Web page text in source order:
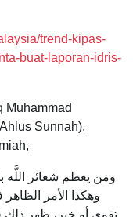
trend-kipas-
buat-laporan-idris-
Muhammad
Sunnah),
ومن يعظم شعائر اللَّه
وهكذا الأمر
تقوى أو خير، ظهر ذلك